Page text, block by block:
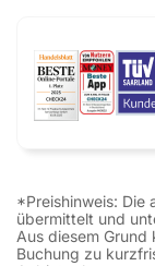
*Preishinweis: Die
übermittelt und
Aus diesem
Buchung zu